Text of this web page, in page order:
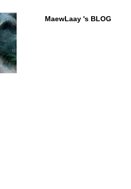
MaewLaay 's BLOG